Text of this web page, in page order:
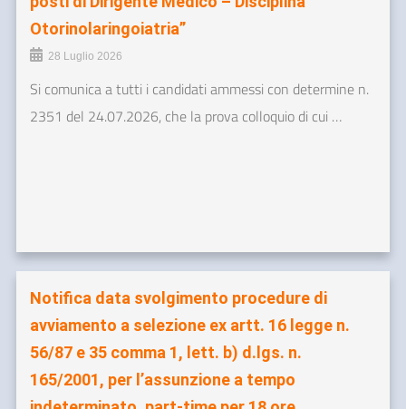
Otorinolaringoiatria”
28 Luglio 2026
Si comunica a tutti i candidati ammessi con determine n.
2351 del 24.07.2026, che la prova colloquio di cui …
Notifica data svolgimento procedure di
avviamento a selezione ex artt. 16 legge n.
56/87 e 35 comma 1, lett. b) d.lgs. n.
165/2001, per l’assunzione a tempo